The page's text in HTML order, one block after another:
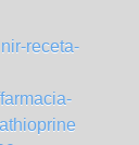
receta-